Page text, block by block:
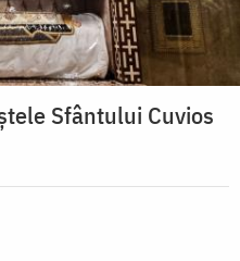
Sfântului Cuvios